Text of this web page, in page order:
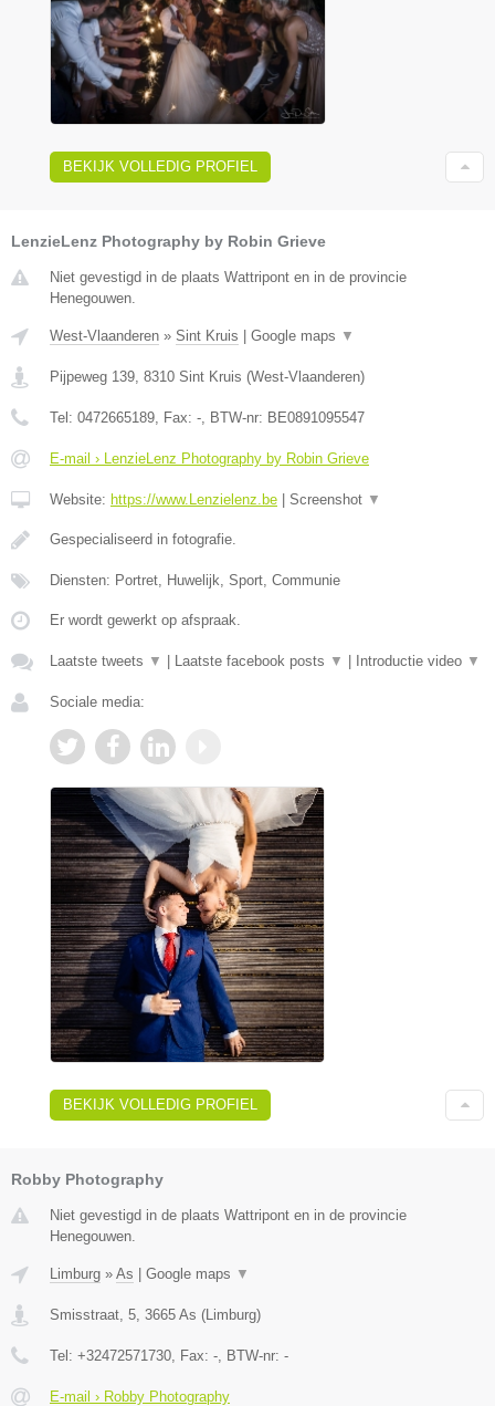
BEKIJK VOLLEDIG PROFIEL
LenzieLenz Photography by Robin Grieve
Niet gevestigd in de plaats Wattripont en in de provincie
Henegouwen.
West-Vlaanderen » Sint Kruis | Google maps ▼
Pijpeweg 139 8310 Sint Kruis (West-Vlaanderen)
Tel: 0472665189 , Fax: - , BTW-nr: BE0891095547
E-mail › LenzieLenz Photography by Robin Grieve
Website: https://www.Lenzielenz.be | Screenshot ▼
Gespecialiseerd in fotografie.
Diensten: Portret, Huwelijk, Sport, Communie
Er wordt gewerkt op afspraak.
Laatste tweets ▼ | Laatste facebook posts ▼ | Introductie video ▼
Sociale media:
BEKIJK VOLLEDIG PROFIEL
Robby Photography
Niet gevestigd in de plaats Wattripont en in de provincie
Henegouwen.
Limburg » As | Google maps ▼
Smisstraat, 5 3665 As (Limburg)
Tel: +32472571730 , Fax: - , BTW-nr: -
E-mail › Robby Photography